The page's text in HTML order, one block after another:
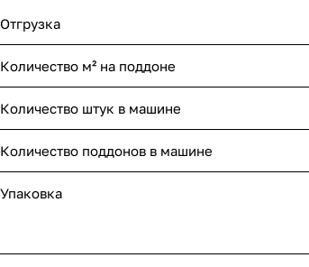
Отгрузка
Количество м² на поддоне
Количество штук в машине
Количество поддонов в машине
Упаковка